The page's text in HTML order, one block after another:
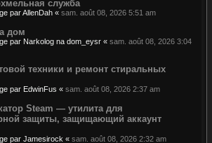
служба
parAllenDah « sam. août 08, 2026 5:51 am
дом
par Narkolog na dom_eysr « sam. août 08, 2026 3:04
техники и ремонт стиральных
par EdwinFus « sam. août 08, 2026 2:37 am
Steam — утилита для
защиты, защищающий аккаунт
par Jamesirock « sam. août 08, 2026 2:32 am